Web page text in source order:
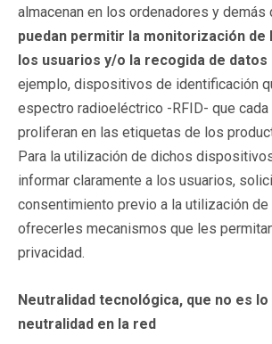
almacenan en los ordenadores y
puedan permitir la monitorización de
los usuarios y/o la recogida de
ejemplo, dispositivos de identificación
espectro radioeléctrico -RFID- que
proliferan en las etiquetas de los
Para la utilización de dichos
informar claramente a los usuarios,
consentimiento previo a la utilización
ofrecerles mecanismos que les
privacidad.
Neutralidad tecnológica, que no es lo
neutralidad en la red